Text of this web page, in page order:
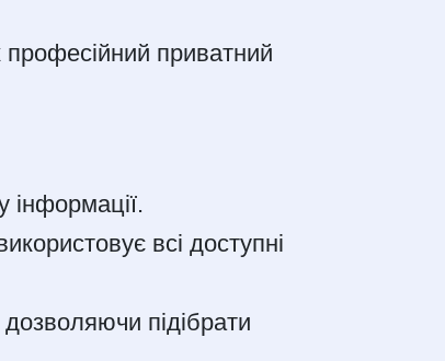
професійний приватний
інформації.
всі доступні
підібрати